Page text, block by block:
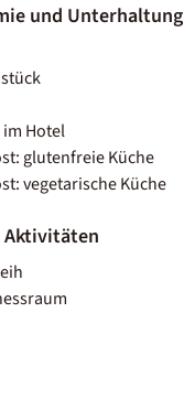
und Unterhaltung
Hotel
glutenfreie Küche
vegetarische Küche